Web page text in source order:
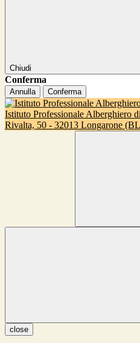
Chiudi
Conferma
Annulla Conferma
Istituto Professionale Alberghiero
Rivalta, 50 - 32013 Longarone
close